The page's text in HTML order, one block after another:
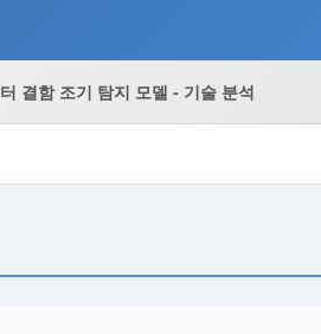
결함 조기 탐지 모델 - 기술 분석